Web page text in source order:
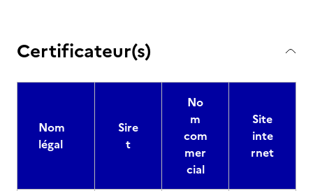
Certificateur(s)
Nom
légal
Sire
t
No
m
com
mer
cial
Site
inte
rnet